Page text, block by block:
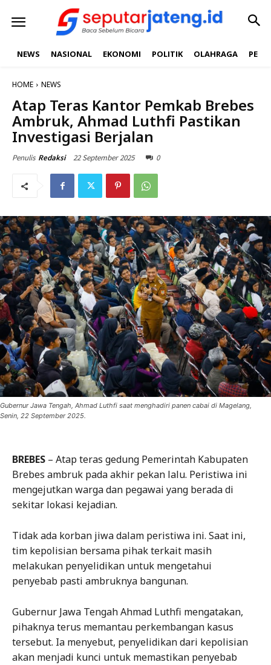
NEWS NASIONAL EKONOMI POLITIK OLAHRAGA
HOME NEWS
Atap Teras Kantor Pemkab Brebes
Ambruk, Ahmad Luthfi Pastikan
Investigasi Berjalan
Penulis Redaksi 22 September 2025 0
Gubernur Jawa Tengah, Ahmad Luthfi saat menghadiri panen cabai di Magelang,
Senin, 22 September 2025.
BREBES – Atap teras gedung Pemerintah Kabupaten
Brebes ambruk pada akhir pekan lalu. Peristiwa ini
mengejutkan warga dan pegawai yang berada di
sekitar lokasi kejadian.
Tidak ada korban jiwa dalam peristiwa ini. Saat ini,
tim kepolisian bersama pihak terkait masih
melakukan penyelidikan untuk mengetahui
penyebab pasti ambruknya bangunan.
Gubernur Jawa Tengah Ahmad Luthfi mengatakan,
pihaknya terus memantau perkembangan kasus
tersebut. Ia menyebut, penyelidikan dari kepolisian
akan menjadi kunci untuk memastikan penyebab